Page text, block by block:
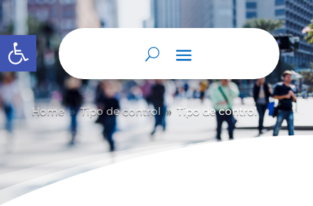
Abrir barra de herramientas
Home 9 Tipo de control 9 Tipo de control